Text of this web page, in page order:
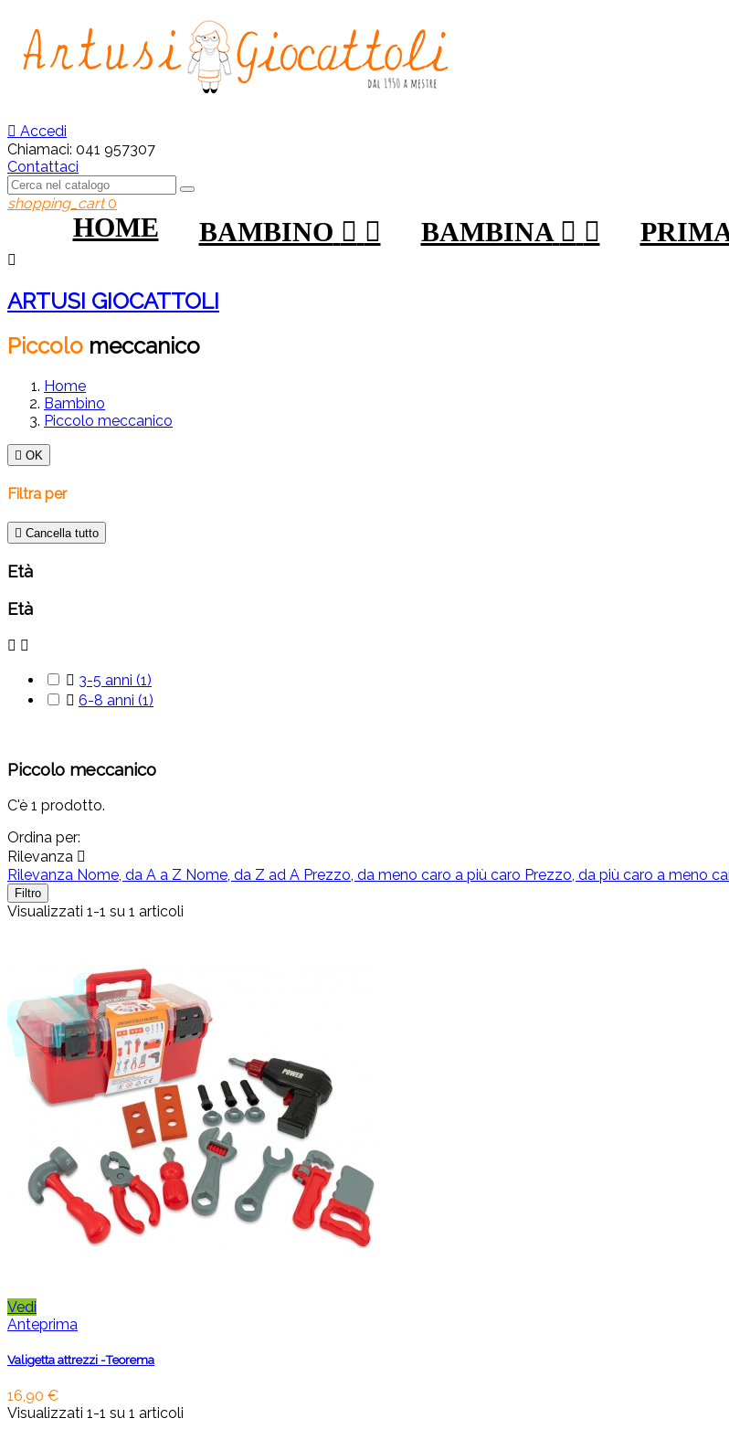
 Accedi
Chiamaci: 041 957307
Contattaci
shopping_cart 0
HOME BAMBINO   BAMBINA  

ARTUSI GIOCATTOLI
Piccolo meccanico
Home
Bambino
Piccolo meccanico
 OK
Filtra per
 Cancella tutto
Età
Età
 
 3-5 anni (1)
 6-8 anni (1)
Piccolo meccanico
C'è 1 prodotto.
Ordina per:
Rilevanza 
Rilevanza Nome, da A a Z Nome, da Z ad A Prezzo, da meno caro a più caro Prezzo, da più caro a meno
Filtro
Visualizzati 1-1 su 1 articoli
Vedi
Anteprima
Valigetta attrezzi -Teorema
16,90 €
Visualizzati 1-1 su 1 articoli